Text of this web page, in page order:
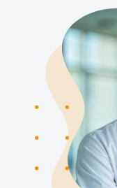
BLOG
CONTACT
Politique de
Politique de